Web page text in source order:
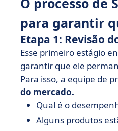
para garantir
Etapa 1: Revisão
Esse primeiro estágio
garantir que ele
Para isso, a equipe de
do mercado.
Qual é o
Alguns produtos